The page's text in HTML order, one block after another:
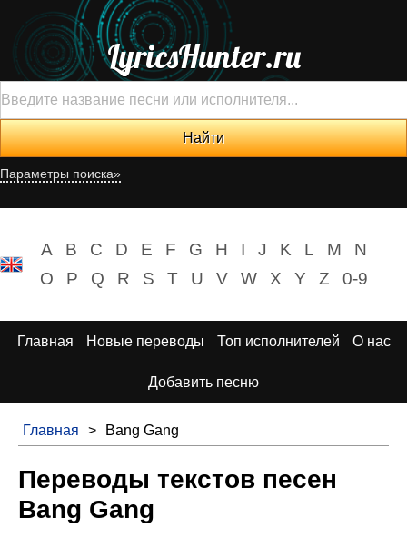
LyricsHunter.ru
Параметры поиска»
A B C D E F G H I J K L M
N
O
P Q R S T U V W X Y Z 0-9
Главная Новые переводы Топ исполнителей О нас
Добавить песню
Главная > Bang Gang
Переводы текстов песен
Bang Gang